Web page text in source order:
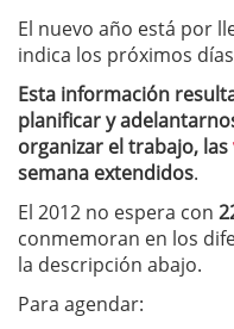
El nuevo año está por
indica los próximos
Esta información
planificar y
organizar el trabajo, las
semana extendidos.
El 2012 no espera con
conmemoran en los
la descripción abajo.
Para agendar: